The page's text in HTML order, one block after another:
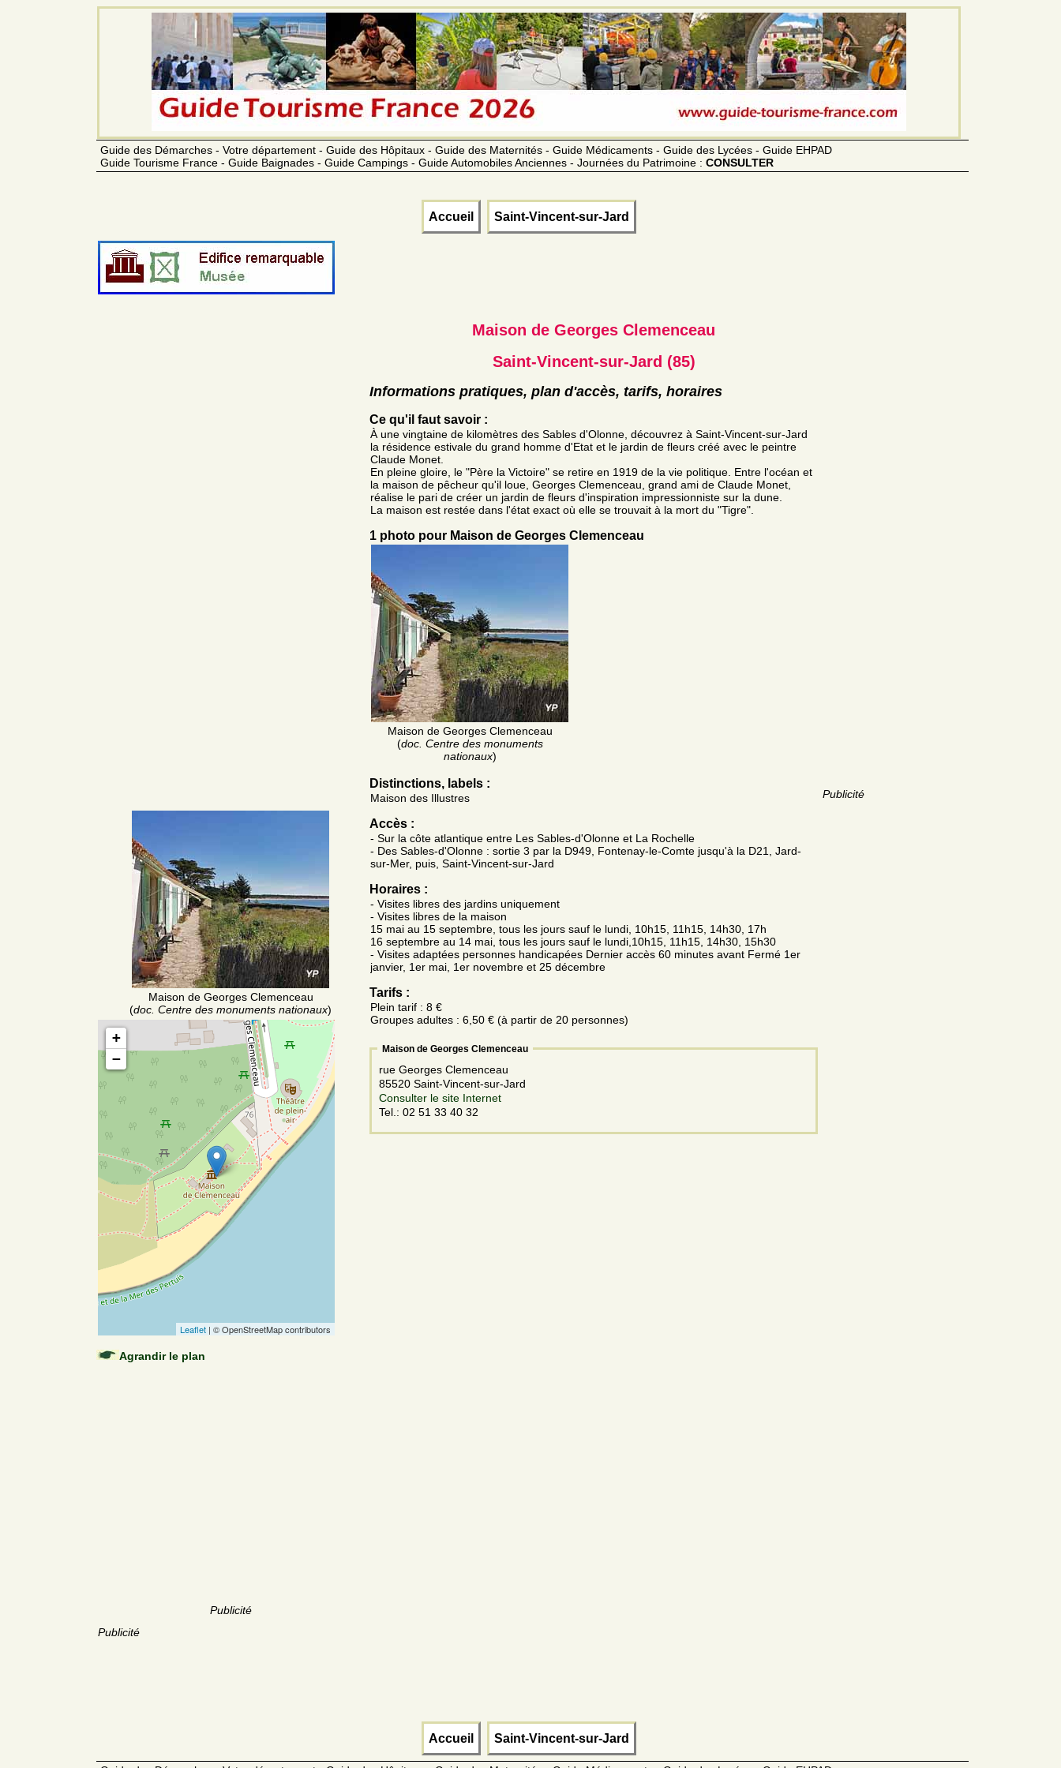
Guide des Démarches - Votre département - Guide des Hôpitaux - Guide des Maternités - Guide Médicaments - Guide des Lycées - Guide EHPAD
Guide Tourisme France - Guide Baignades - Guide Campings - Guide Automobiles Anciennes - Journées du Patrimoine : CONSULTER
Accueil Saint-Vincent-sur-Jard
Maison de Georges Clemenceau
(doc. Centre des monuments nationaux)
+
−
Leaflet | © OpenStreetMap contributors
Agrandir le plan
Publicité
Publicité
Maison de Georges Clemenceau
Saint-Vincent-sur-Jard (85)
Informations pratiques, plan d'accès, tarifs, horaires
Ce qu'il faut savoir :
À une vingtaine de kilomètres des Sables d'Olonne, découvrez à Saint-Vincent-sur-Jard
la résidence estivale du grand homme d'Etat et le jardin de fleurs créé avec le peintre
Claude Monet.
En pleine gloire, le "Père la Victoire" se retire en 1919 de la vie politique. Entre l'océan et
la maison de pêcheur qu'il loue, Georges Clemenceau, grand ami de Claude Monet,
réalise le pari de créer un jardin de fleurs d'inspiration impressionniste sur la dune.
La maison est restée dans l'état exact où elle se trouvait à la mort du "Tigre".
1 photo pour Maison de Georges Clemenceau
Maison de Georges Clemenceau
(doc. Centre des monuments
nationaux)
Distinctions, labels :
Maison des Illustres
Accès :
- Sur la côte atlantique entre Les Sables-d'Olonne et La Rochelle
- Des Sables-d'Olonne : sortie 3 par la D949, Fontenay-le-Comte jusqu'à la D21, Jard-
sur-Mer, puis, Saint-Vincent-sur-Jard
Horaires :
- Visites libres des jardins uniquement
- Visites libres de la maison
15 mai au 15 septembre, tous les jours sauf le lundi, 10h15, 11h15, 14h30, 17h
16 septembre au 14 mai, tous les jours sauf le lundi,10h15, 11h15, 14h30, 15h30
- Visites adaptées personnes handicapées Dernier accès 60 minutes avant Fermé 1er
janvier, 1er mai, 1er novembre et 25 décembre
Tarifs :
Plein tarif : 8 €
Groupes adultes : 6,50 € (à partir de 20 personnes)
Maison de Georges Clemenceau
rue Georges Clemenceau
85520 Saint-Vincent-sur-Jard
Consulter le site Internet
Tel.: 02 51 33 40 32
Publicité
Accueil Saint-Vincent-sur-Jard